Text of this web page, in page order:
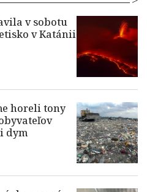
v sobotu
v Katánii
horeli tony
dym